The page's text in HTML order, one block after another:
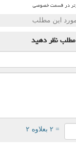
در قسمت خصوصی
این مطلب
نظر دهید
= ۲ بعلاوه ۲